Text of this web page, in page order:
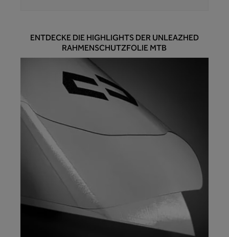
ENTDECKE DIE HIGHLIGHTS DER UNLEAZHED
RAHMENSCHUTZFOLIE MTB